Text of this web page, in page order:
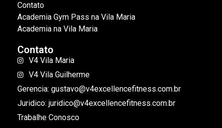
Contato
Academia Gym Pass na Vila Maria
Academia na Vila Maria
Contato
V4 Vila Maria
V4 Vila Guilherme
Gerencia: gustavo@v4excellencefitness.com.br
Juridico: juridico@v4excellencefitness.com.br
Trabalhe Conosco